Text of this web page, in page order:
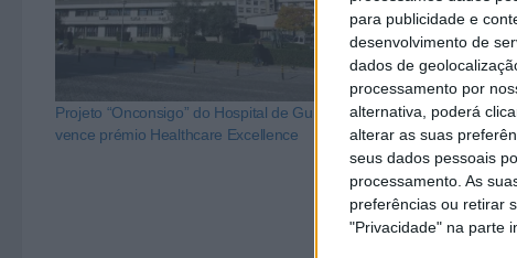
para publicidade e
desenvolvimento de
dados de
processamento por
alternativa, poderá
alterar as suas
seus dados pessoais
processamento. As
preferências ou retirar
"Privacidade" na parte
Projeto “Onconsigo” do Hospital de Guimarães
vence prémio Healthcare Excellence
Escola de
UMinho recebe
Manuel Botelho